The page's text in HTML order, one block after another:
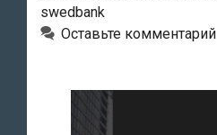
swedbank
Оставьте комментарий